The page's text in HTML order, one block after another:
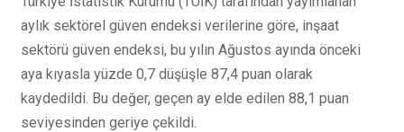
aylık sektörel güven endeksi verilerine göre, inşaat
sektörü güven endeksi, bu yılın Ağustos ayında önceki
aya kıyasla yüzde 0,7 düşüşle 87,4 puan olarak
kaydedildi. Bu değer, geçen ay elde edilen 88,1 puan
seviyesinden geriye çekildi.